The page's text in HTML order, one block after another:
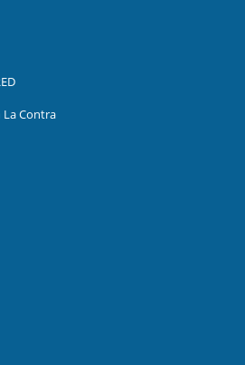
La Contra